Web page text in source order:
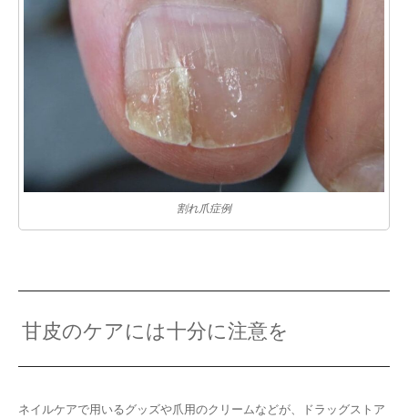
割れ爪症例
甘皮のケアには十分に注意を
ネイルケアで用いるグッズや爪用のクリームなどが、ドラッグストア